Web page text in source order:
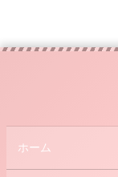
ホーム